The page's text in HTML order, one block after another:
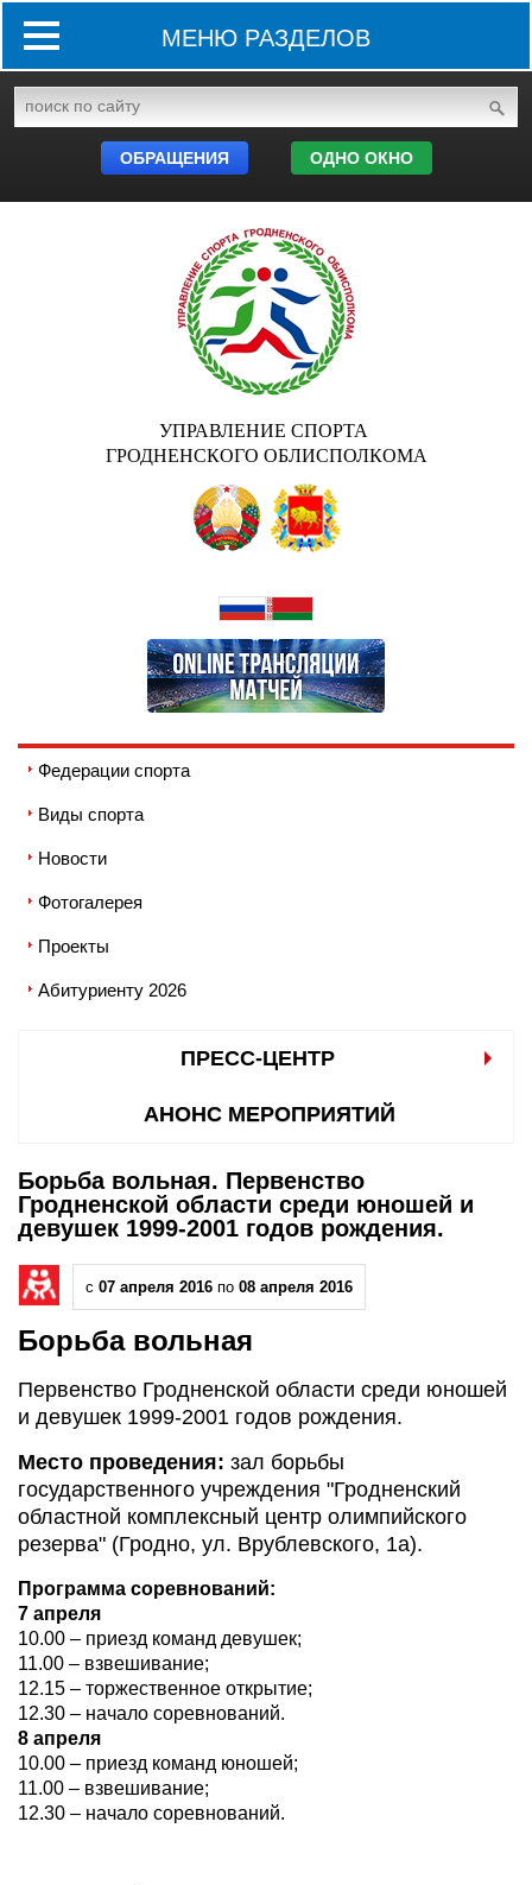
МЕНЮ РАЗДЕЛОВ
ОБРАЩЕНИЯ ОДНО ОКНО
УПРАВЛЕНИЕ СПОРТА
ГРОДНЕНСКОГО ОБЛИСПОЛКОМА
Федерации спорта
Виды спорта
Новости
Фотогалерея
Проекты
Абитуриенту 2026
ПРЕСС-ЦЕНТР
АНОНС МЕРОПРИЯТИЙ
Борьба вольная. Первенство
Гродненской области среди юношей и
девушек 1999-2001 годов рождения.
с 07 апреля 2016 по 08 апреля 2016
Борьба вольная
Первенство Гродненской области среди юношей
и девушек 1999-2001 годов рождения.
Место проведения: зал борьбы
государственного учреждения "Гродненский
областной комплексный центр олимпийского
резерва" (Гродно, ул. Врублевского, 1а).
Программа соревнований:
7 апреля
10.00 – приезд команд девушек;
11.00 – взвешивание;
12.15 – торжественное открытие;
12.30 – начало соревнований.
8 апреля
10.00 – приезд команд юношей;
11.00 – взвешивание;
12.30 – начало соревнований.